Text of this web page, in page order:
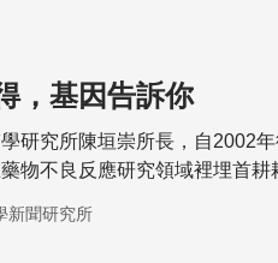
，基因告訴你
研究所陳垣崇所長，自2002
物不良反應研究領域裡埋首耕
新聞研究所